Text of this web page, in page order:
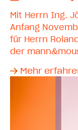
Mit Herrn Ing.
Anfang
für Herrn
der
Mehr